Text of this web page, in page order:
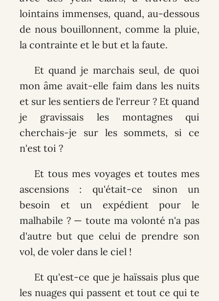
lointains immenses, quand, au-dessous
de nous bouillonnent, comme la pluie,
la contrainte et le but et la faute.
Et quand je marchais seul, de quoi
mon âme avait-elle faim dans les nuits
et sur les sentiers de l'erreur ? Et quand
je gravissais les montagnes qui
cherchais-je sur les sommets, si ce
n'est toi ?
Et tous mes voyages et toutes mes
ascensions : qu'était-ce sinon un
besoin et un expédient pour le
malhabile ? — toute ma volonté n'a pas
d'autre but que celui de prendre son
vol, de voler dans le ciel !
Et qu'est-ce que je haïssais plus que
les nuages qui passent et tout ce qui te